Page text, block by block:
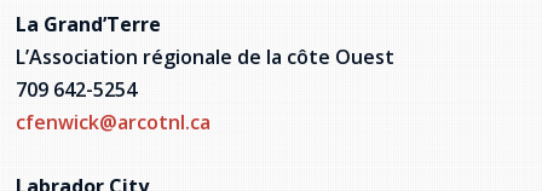
La Grand’Terre
L’Association régionale de la côte Ouest
709 642-5254
cfenwick@arcotnl.ca